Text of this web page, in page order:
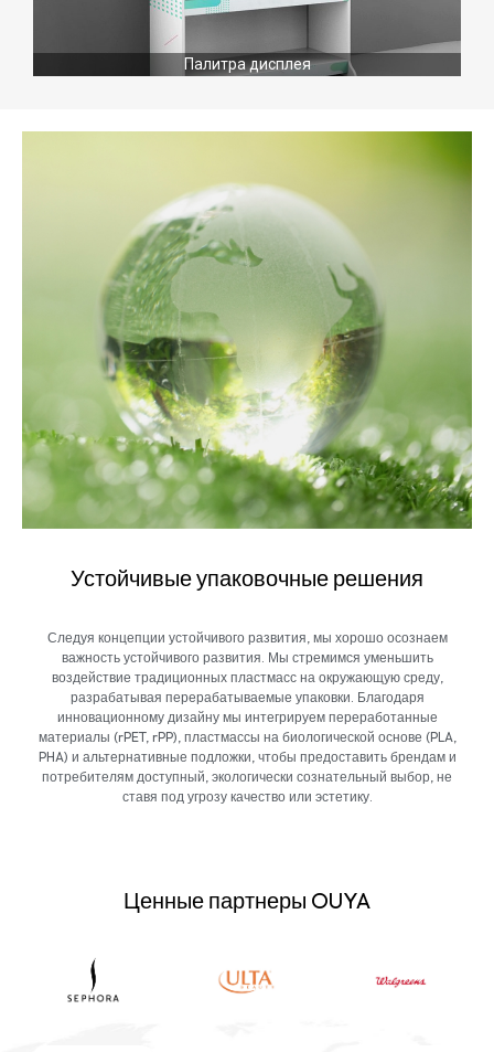
Палитра дисплея
Устойчивые упаковочные решения
Следуя концепции устойчивого развития, мы хорошо осознаем
важность устойчивого развития. Мы стремимся уменьшить
воздействие традиционных пластмасс на окружающую среду,
разрабатывая перерабатываемые упаковки. Благодаря
инновационному дизайну мы интегрируем переработанные
материалы (rPET, rPP), пластмассы на биологической основе (PLA,
PHA) и альтернативные подложки, чтобы предоставить брендам и
потребителям доступный, экологически сознательный выбор, не
ставя под угрозу качество или эстетику.
Ценные партнеры OUYA